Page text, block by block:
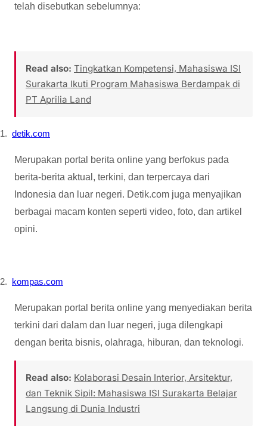
telah disebutkan sebelumnya:
Read also: Tingkatkan Kompetensi, Mahasiswa ISI
Surakarta Ikuti Program Mahasiswa Berdampak di
PT Aprilia Land
1. detik.com
Merupakan portal berita online yang berfokus pada
berita-berita aktual, terkini, dan terpercaya dari
Indonesia dan luar negeri. Detik.com juga menyajikan
berbagai macam konten seperti video, foto, dan artikel
opini.
2. kompas.com
Merupakan portal berita online yang menyediakan berita
terkini dari dalam dan luar negeri, juga dilengkapi
dengan berita bisnis, olahraga, hiburan, dan teknologi.
Read also: Kolaborasi Desain Interior, Arsitektur,
dan Teknik Sipil: Mahasiswa ISI Surakarta Belajar
Langsung di Dunia Industri